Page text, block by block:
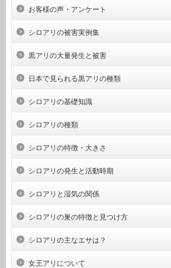
お客様の声・アンケート
シロアリの被害実例集
黒アリの大量発生と被害
日本で見られる黒アリの種類
シロアリの基礎知識
シロアリの種類
シロアリの特徴・大きさ
シロアリの発生と活動時期
シロアリと湿気の関係
シロアリの巣の特徴と見つけ方
シロアリの主なエサは？
女王アリについて